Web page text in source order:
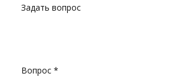
Задать вопрос
Вопрос *